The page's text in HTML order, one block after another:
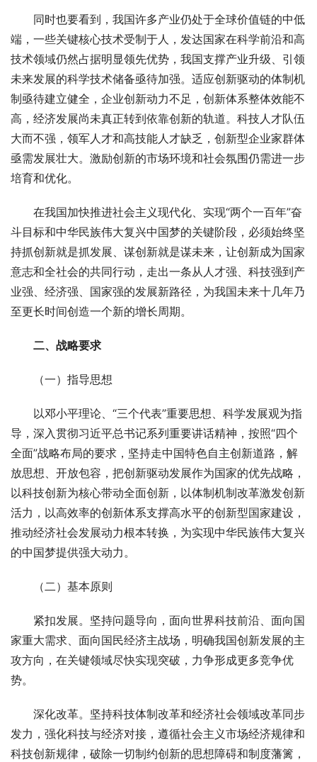
同时也要看到，我国许多产业仍处于全球价值链的中低
端，一些关键核心技术受制于人，发达国家在科学前沿和高
技术领域仍然占据明显领先优势，我国支撑产业升级、引领
未来发展的科学技术储备亟待加强。适应创新驱动的体制机
制亟待建立健全，企业创新动力不足，创新体系整体效能不
高，经济发展尚未真正转到依靠创新的轨道。科技人才队伍
大而不强，领军人才和高技能人才缺乏，创新型企业家群体
亟需发展壮大。激励创新的市场环境和社会氛围仍需进一步
培育和优化。
在我国加快推进社会主义现代化、实现“两个一百年”奋
斗目标和中华民族伟大复兴中国梦的关键阶段，必须始终坚
持抓创新就是抓发展、谋创新就是谋未来，让创新成为国家
意志和全社会的共同行动，走出一条从人才强、科技强到产
业强、经济强、国家强的发展新路径，为我国未来十几年乃
至更长时间创造一个新的增长周期。
二、战略要求
（一）指导思想
以邓小平理论、“三个代表”重要思想、科学发展观为指
导，深入贯彻习近平总书记系列重要讲话精神，按照“四个
全面”战略布局的要求，坚持走中国特色自主创新道路，解
放思想、开放包容，把创新驱动发展作为国家的优先战略，
以科技创新为核心带动全面创新，以体制机制改革激发创新
活力，以高效率的创新体系支撑高水平的创新型国家建设，
推动经济社会发展动力根本转换，为实现中华民族伟大复兴
的中国梦提供强大动力。
（二）基本原则
紧扣发展。坚持问题导向，面向世界科技前沿、面向国
家重大需求、面向国民经济主战场，明确我国创新发展的主
攻方向，在关键领域尽快实现突破，力争形成更多竞争优
势。
深化改革。坚持科技体制改革和经济社会领域改革同步
发力，强化科技与经济对接，遵循社会主义市场经济规律和
科技创新规律，破除一切制约创新的思想障碍和制度藩篱，